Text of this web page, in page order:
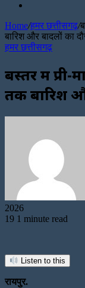
Home/हमर छत्तीसगढ़/
बारिश और बादलों का
हमर छत्तीसगढ़
बस्तर में
तक बारिश
2026
19 1 minute read
Listen to this
रायपुर.